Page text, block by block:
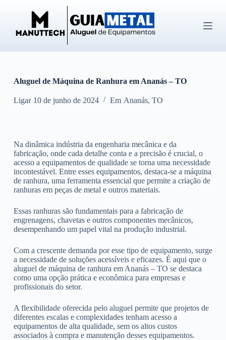
ú
d
o
Aluguel de Máquina de Ranhura em Ananás – TO
Ligar 10 de junho de 2024 Em Ananás, TO
Na dinâmica indústria da engenharia mecânica e da
fabricação, onde cada detalhe conta e a precisão é crucial, o
acesso a equipamentos de qualidade se torna uma necessidade
incontestável. Entre esses equipamentos, destaca-se a máquina
de ranhura, uma ferramenta essencial que permite a criação de
ranhuras em peças de metal e outros materiais.
Essas ranhuras são fundamentais para a fabricação de
engrenagens, chavetas e outros componentes mecânicos,
desempenhando um papel vital na produção industrial.
Com a crescente demanda por esse tipo de equipamento, surge
a necessidade de soluções acessíveis e eficazes. É aqui que o
aluguel de máquina de ranhura em Ananás – TO se destaca
como uma opção prática e econômica para empresas e
profissionais do setor.
A flexibilidade oferecida pelo aluguel permite que projetos de
diferentes escalas e complexidades tenham acesso a
equipamentos de alta qualidade, sem os altos custos
associados à compra e manutenção desses equipamentos.